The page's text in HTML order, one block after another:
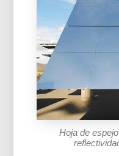
Hoja de